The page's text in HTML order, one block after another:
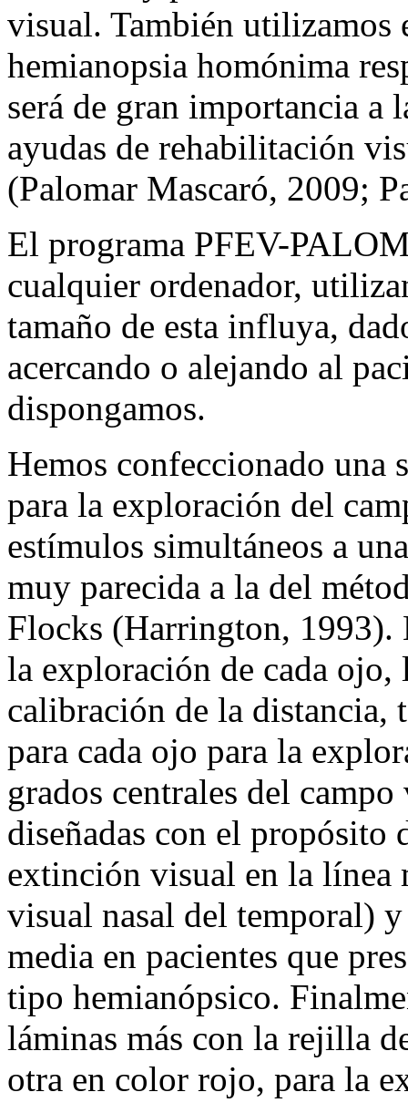
visual. También utilizamos
hemianopsia homónima
será de gran importancia a
ayudas de rehabilitación
(Palomar Mascaró, 2009;
El programa PFEV-
cualquier ordenador,
tamaño de esta influya,
acercando o alejando al
dispongamos.
Hemos confeccionado una
para la exploración del
estímulos simultáneos a
muy parecida a la del
Flocks (Harrington, 1993).
la exploración de cada ojo,
calibración de la distancia,
para cada ojo para la
grados centrales del
diseñadas con el propósito
extinción visual en la línea
visual nasal del temporal)
media en pacientes que
tipo hemianópsico.
láminas más con la rejilla
otra en color rojo, para la